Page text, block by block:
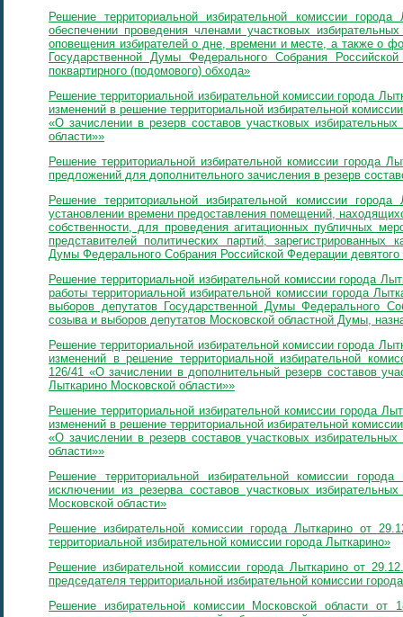
Решение территориальной избирательной комиссии
обеспечении проведения членами участковых
оповещения избирателей о дне, времени и месте, а также о
Государственной Думы Федерального Собрания
поквартирного (подомового) обхода»
Решение территориальной избирательной комиссии города
изменений в решение территориальной избирательной
«О зачислении в резерв составов участковых
области»»
Решение территориальной избирательной комиссии города
предложений для дополнительного зачисления в резерв
Решение территориальной избирательной комиссии
установлении времени предоставления помещений,
собственности, для проведения агитационных публичных
представителей политических партий, зарегистрированных
Думы Федерального Собрания Российской Федерации девятого
Решение территориальной избирательной комиссии города
работы территориальной избирательной комиссии города
выборов депутатов Государственной Думы Федерального
созыва и выборов депутатов Московской областной Думы,
Решение территориальной избирательной комиссии города
изменений в решение территориальной избирательной
126/41 «О зачислении в дополнительный резерв составов
Лыткарино Московской области»»
Решение территориальной избирательной комиссии города
изменений в решение территориальной избирательной
«О зачислении в резерв составов участковых
области»»
Решение территориальной избирательной комиссии
исключении из резерва составов участковых
Московской области»
Решение избирательной комиссии города Лыткарино от
территориальной избирательной комиссии города Лыткарино»
Решение избирательной комиссии города Лыткарино от
председателя территориальной избирательной комиссии
Решение избирательной комиссии Московской области